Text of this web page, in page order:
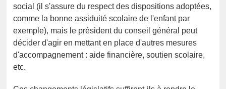
social (il s'assure du respect des dispositions adoptées,
comme la bonne assiduité scolaire de l'enfant par
exemple), mais le président du conseil général peut
décider d'agir en mettant en place d'autres mesures
d'accompagnement : aide financière, soutien scolaire,
etc.